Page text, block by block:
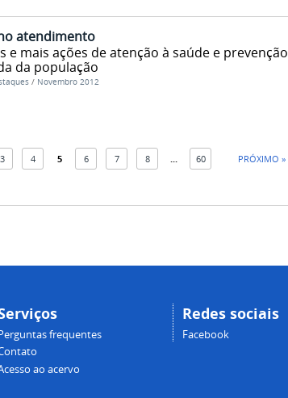
atendimento
mais ações de atenção à saúde e prevenção
da população
/ Novembro 2012
3 4 5 6 7 8 60 PRÓXIMO »
frequentes
ao acervo
Redes sociais
Facebook